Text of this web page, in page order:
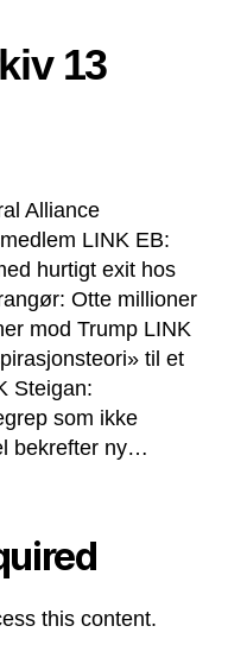
13
Alliance
LINK EB:
hurtigt exit hos
Otte millioner
mod Trump LINK
til et
Steigan:
som ikke
bekrefter ny…
this content.